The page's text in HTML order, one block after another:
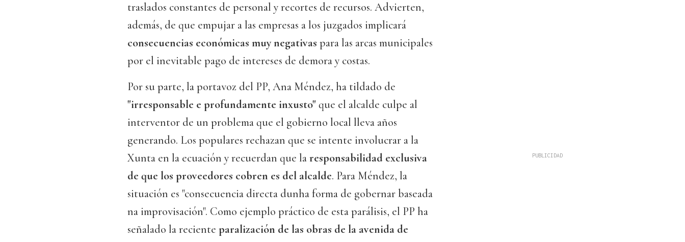
traslados constantes de personal y recortes de recursos. Advierten,
además, de que empujar a las empresas a los juzgados implicará
consecuencias económicas muy negativas para las arcas municipales
por el inevitable pago de intereses de demora y costas.
Por su parte, la portavoz del PP, Ana Méndez, ha tildado de
"irresponsable e profundamente inxusto"que el alcalde culpe al
interventor de un problema que el gobierno local lleva años
generando. Los populares rechazan que se intente involucrar a la
Xunta en la ecuación y recuerdan que laresponsabilidad exclusiva
de que los proveedores cobren es del alcalde. Para Méndez, la
situación es "consecuencia directa dunha forma de gobernar baseada
na improvisación". Como ejemplo práctico de esta parálisis, el PP ha
señalado la reciente paralización de las obras de la avenida de